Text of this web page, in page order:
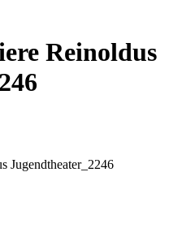
Reinoldus
Jugendtheater_2246